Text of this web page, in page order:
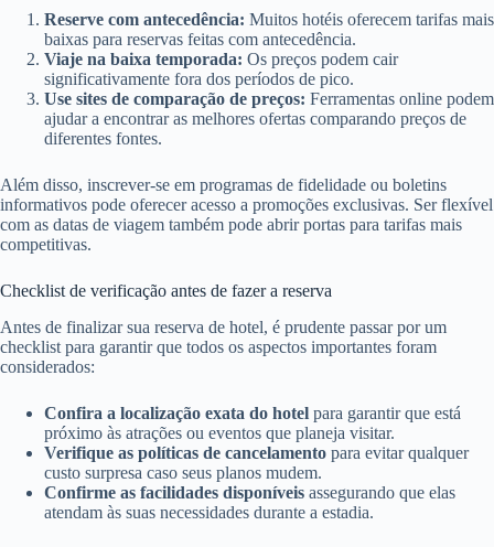
Reserve com antecedência: Muitos hotéis oferecem tarifas mais
baixas para reservas feitas com antecedência.
Viaje na baixa temporada: Os preços podem cair
significativamente fora dos períodos de pico.
Use sites de comparação de preços: Ferramentas online podem
ajudar a encontrar as melhores ofertas comparando preços de
diferentes fontes.
Além disso, inscrever-se em programas de fidelidade ou boletins
informativos pode oferecer acesso a promoções exclusivas. Ser flexível
com as datas de viagem também pode abrir portas para tarifas mais
competitivas.
Checklist de verificação antes de fazer a reserva
Antes de finalizar sua reserva de hotel, é prudente passar por um
checklist para garantir que todos os aspectos importantes foram
considerados:
Confira a localização exata do hotel para garantir que está
próximo às atrações ou eventos que planeja visitar.
Verifique as políticas de cancelamento para evitar qualquer
custo surpresa caso seus planos mudem.
Confirme as facilidades disponíveis assegurando que elas
atendam às suas necessidades durante a estadia.